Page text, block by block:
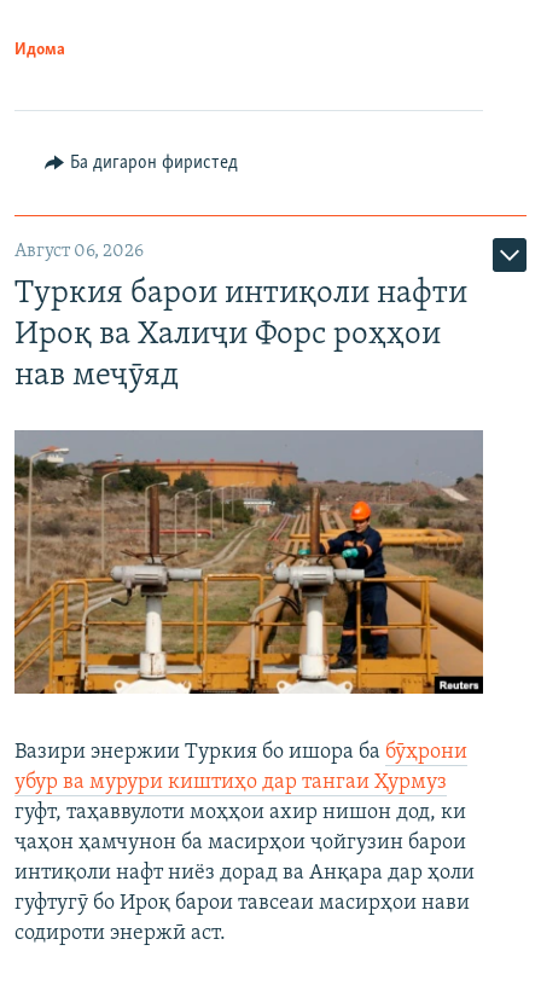
Идома
Ба дигарон фиристед
Август 06, 2026
Туркия барои интиқоли нафти
Ироқ ва Халиҷи Форс роҳҳои
нав меҷӯяд
Вазири энержии Туркия бо ишора ба бӯҳрони
убур ва мурури киштиҳо дар тангаи Ҳурмуз
гуфт, таҳаввулоти моҳҳои ахир нишон дод, ки
ҷаҳон ҳамчунон ба масирҳои ҷойгузин барои
интиқоли нафт ниёз дорад ва Анқара дар ҳоли
гуфтугӯ бо Ироқ барои тавсеаи масирҳои нави
содироти энержӣ аст.